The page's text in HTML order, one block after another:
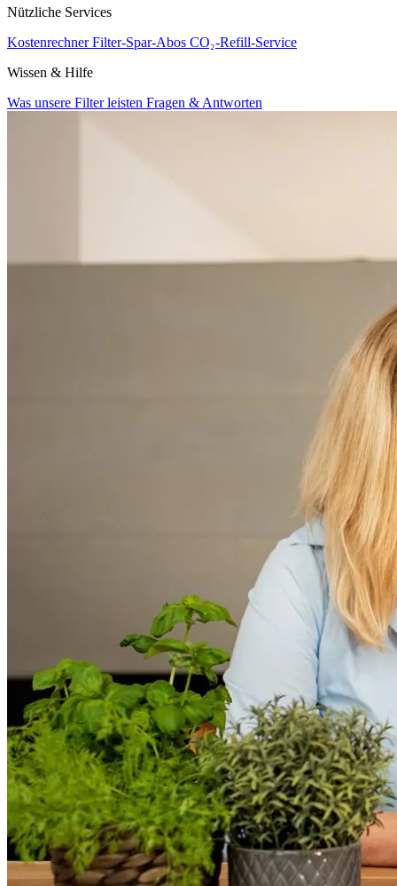
Nützliche Services
KostenrechnerFilter-Spar-Abos CO₂-Refill-Service
Wissen & Hilfe
Was unsere Filter leisten Fragen & Antworten